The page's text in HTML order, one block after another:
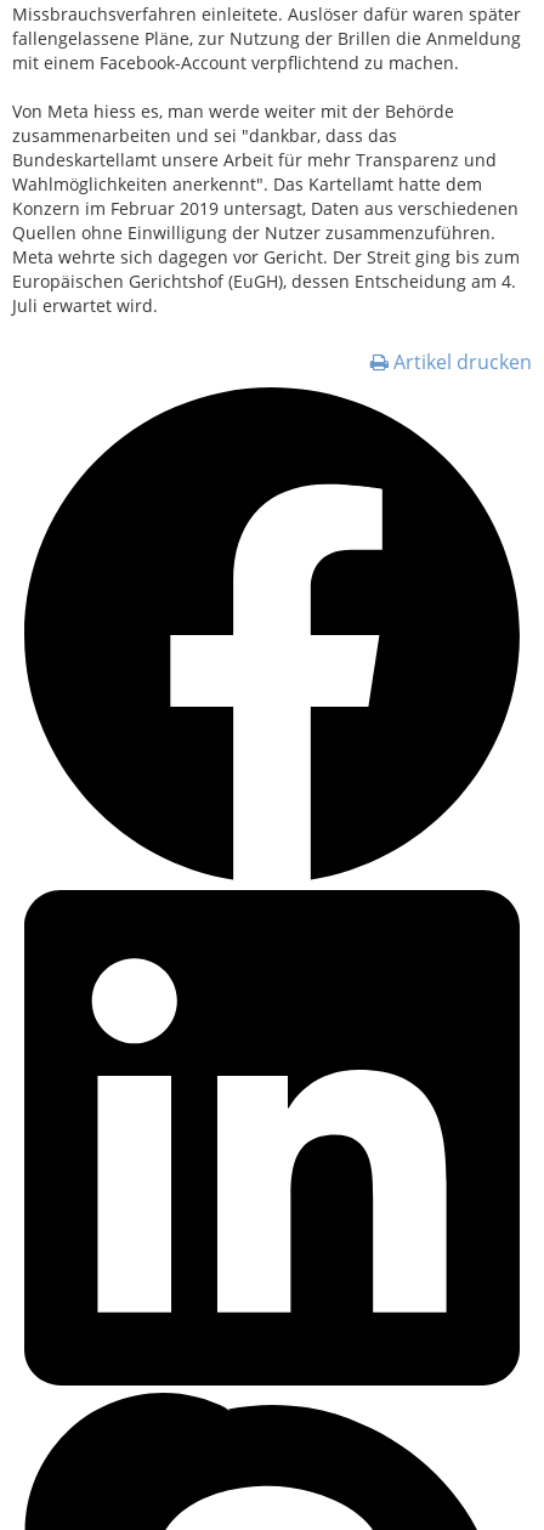
Missbrauchsverfahren einleitete. Auslöser dafür waren später
fallengelassene Pläne, zur Nutzung der Brillen die Anmeldung
mit einem Facebook-Account verpflichtend zu machen.
Von Meta hiess es, man werde weiter mit der Behörde
zusammenarbeiten und sei "dankbar, dass das
Bundeskartellamt unsere Arbeit für mehr Transparenz und
Wahlmöglichkeiten anerkennt". Das Kartellamt hatte dem
Konzern im Februar 2019 untersagt, Daten aus verschiedenen
Quellen ohne Einwilligung der Nutzer zusammenzuführen.
Meta wehrte sich dagegen vor Gericht. Der Streit ging bis zum
Europäischen Gerichtshof (EuGH), dessen Entscheidung am 4.
Juli erwartet wird.
Artikel drucken